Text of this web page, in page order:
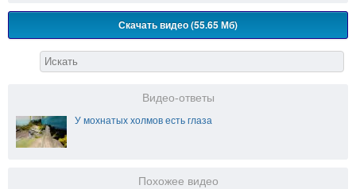
Скачать видео (55.65 Мб)
Видео-ответы
У мохнатых холмов есть глаза
Похожее видео